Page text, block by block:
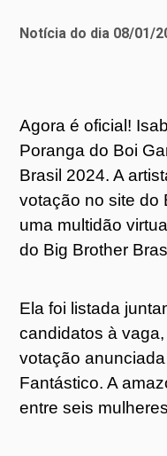
Notícia do dia 08/01/
Agora é oficial!
Poranga do Boi
Brasil 2024. A
votação no site do
uma multidão
do Big Brother
Ela foi listada
candidatos à
votação
Fantástico. A
entre seis